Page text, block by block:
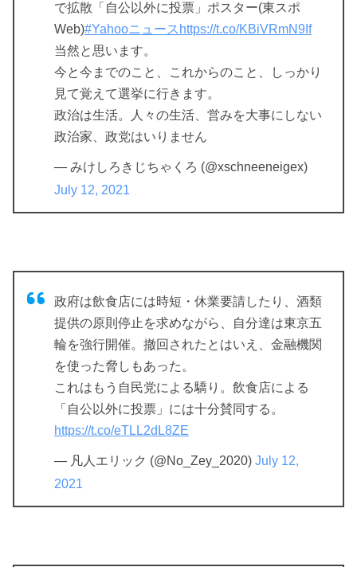
で拡散「自公以外に投票」ポスター(東スポ
Web)#Yahooニュース https://t.co/KBiVRmN9If
当然と思います。
今と今までのこと、これからのこと、しっかり
見て覚えて選挙に行きます。
政治は生活。人々の生活、営みを大事にしない
政治家、政党はいりません
— みけしろきじちゃくろ (@xschneeneigex)
July 12, 2021
政府は飲食店には時短・休業要請したり、酒類
提供の原則停止を求めながら、自分達は東京五
輪を強行開催。撤回されたとはいえ、金融機関
を使った脅しもあった。
これはもう自民党による驕り。飲食店による
「自公以外に投票」には十分賛同する。
https://t.co/eTLL2dL8ZE
— 凡人エリック (@No_Zey_2020) July 12,
2021